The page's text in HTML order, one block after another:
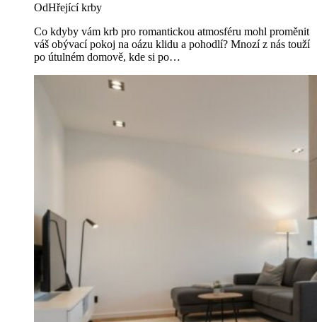
OdHřející krby
Co kdyby vám krb pro romantickou atmosféru mohl proměnit
váš obývací pokoj na oázu klidu a pohodlí? Mnozí z nás touží
po útulném domově, kde si po…